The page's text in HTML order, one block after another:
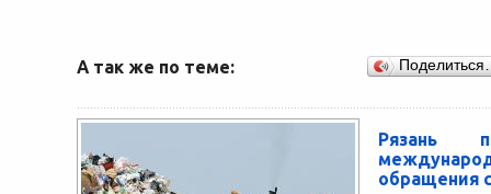
А так же по теме:
Рязань
обращения